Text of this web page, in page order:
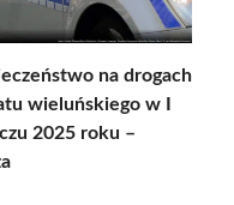
na drogach
wieluńskiego w I
2025 roku –